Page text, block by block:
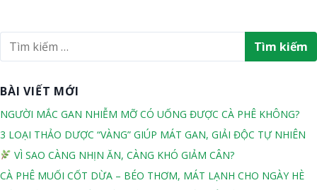
b
b
ộ
c
)
g
2
1
h
á
â
n
t
r
a
n
g
b
i
ế
c
h
o
BÀI VIẾT MỚI
NGƯỜI MẮC GAN NHIỄM MỠ CÓ UỐNG ĐƯỢC CÀ PHÊ KHÔNG?
3 LOẠI THẢO DƯỢC “VÀNG” GIÚP MÁT GAN, GIẢI ĐỘC TỰ NHIÊN
VÌ SAO CÀNG NHỊN ĂN, CÀNG KHÓ GIẢM CÂN?
CÀ PHÊ MUỐI CỐT DỪA – BÉO THƠM, MÁT LẠNH CHO NGÀY HÈ